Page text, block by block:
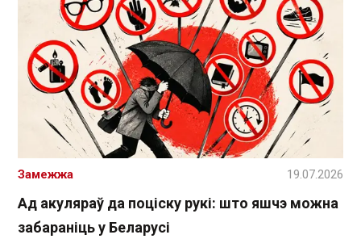
Ад акуляраў да поціску рукі: што яшчэ можна
забараніць у Беларусі
Замежжа 19.07.2026